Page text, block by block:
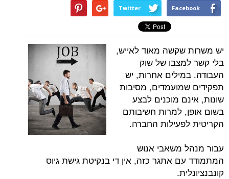
Facebook
Twitter
יש משרות שקשה מאוד לאייש,
בלי קשר למצבו של שוק
העבודה. במילים אחרות, יש
תפקידים שמועמדים, מסיבות
שונות, אינם מוכנים לבצע
בשום אופן, למרות חשיבותם
הקריטית לפעילות החברה.
עבור מנהל משאבי אנוש
המתמודד עם אתגר כזה, אין די בנקיטת גישת גיוס
קונבנציונלית.